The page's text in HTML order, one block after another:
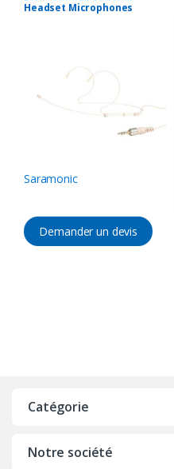
Headset Microphones
Saramonic
Demander un devis
Catégorie
Notre société